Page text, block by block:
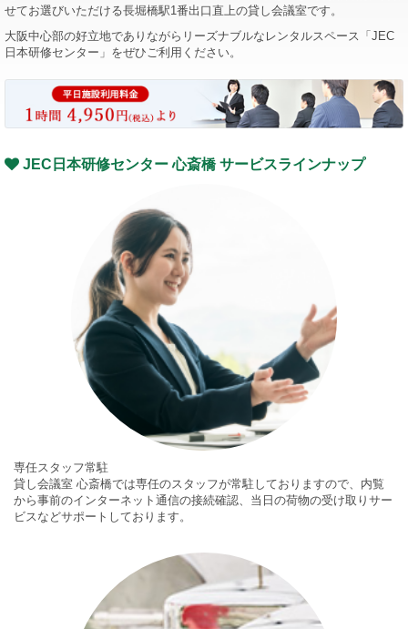
せてお選びいただける長堀橋駅1番出口直上の貸し会議室です。
大阪中心部の好立地でありながらリーズナブルなレンタルスペース「JEC
日本研修センター」をぜひご利用ください。
JEC日本研修センター 心斎橋 サービスラインナップ
専任スタッフ常駐
貸し会議室 心斎橋では専任のスタッフが常駐しておりますので、内覧
から事前のインターネット通信の接続確認、当日の荷物の受け取りサー
ビスなどサポートしております。